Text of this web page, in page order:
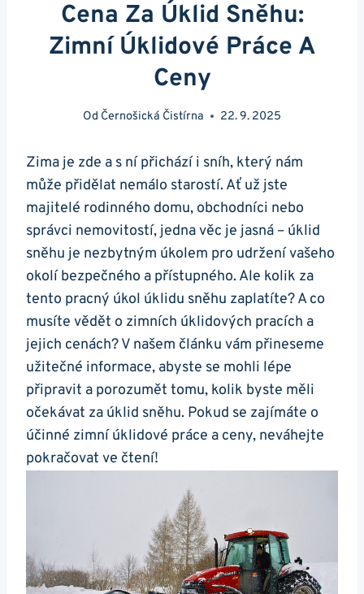
Cena Za Úklid Sněhu:
Zimní Úklidové Práce A
Ceny
Od Černošická Čistírna 22. 9. 2025
Zima je zde a s ní přichází i sníh, který nám
může přidělat nemálo starostí. Ať už jste
majitelé rodinného domu, obchodníci nebo
správci nemovitostí, jedna věc je jasná – úklid
sněhu je nezbytným úkolem pro udržení vašeho
okolí bezpečného a přístupného. Ale kolik za
tento pracný úkol úklidu sněhu zaplatíte? A co
musíte vědět o zimních úklidových pracích a
jejich cenách? V našem článku vám přineseme
užitečné informace, abyste se mohli lépe
připravit a porozumět tomu, kolik byste měli
očekávat za úklid sněhu. Pokud se zajímáte o
účinné zimní úklidové práce a ceny, neváhejte
pokračovat ve čtení!